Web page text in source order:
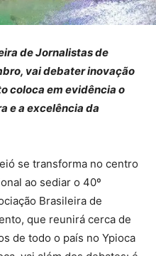
de Jornalistas de
vai debater inovação
coloca em evidência o
e a excelência da
se transforma no centro
ao sediar o 40º
Brasileira de
que reunirá cerca de
de todo o país no Ypioca